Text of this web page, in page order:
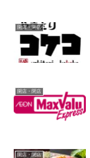
開店・閉店
開店・閉店
開店・閉店